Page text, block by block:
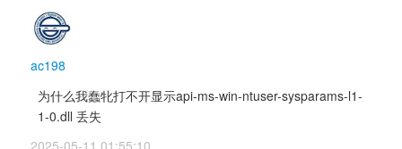
ac198
为什么我蠢牝打不开显示api-ms-win-ntuser-sysparams-l1-
1-0.dll 丢失